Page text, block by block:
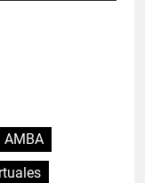
AMBA